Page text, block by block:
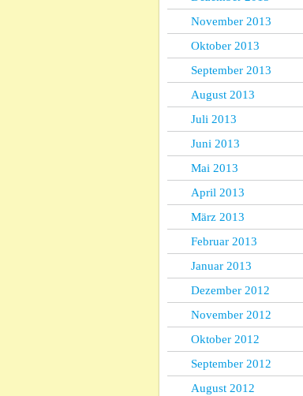
November 2013
Oktober 2013
September 2013
August 2013
Juli 2013
Juni 2013
Mai 2013
April 2013
März 2013
Februar 2013
Januar 2013
Dezember 2012
November 2012
Oktober 2012
September 2012
August 2012